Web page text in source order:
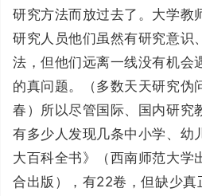
研究方法而放过去了。大学教
研究人员他们虽然有研究意识
法，但他们远离一线没有机会
的真问题。（多数天天研究伪
春）所以尽管国际、国内研究
有多少人发现几条中小学、幼
大百科全书》（西南师范大学
合出版），有22卷，但缺少